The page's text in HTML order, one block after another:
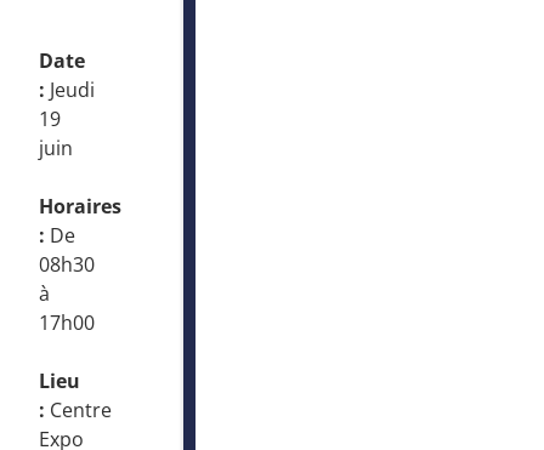
Date
: Jeudi
19
juin
Horaires
: De
08h30
à
17h00
Lieu
: Centre
Expo